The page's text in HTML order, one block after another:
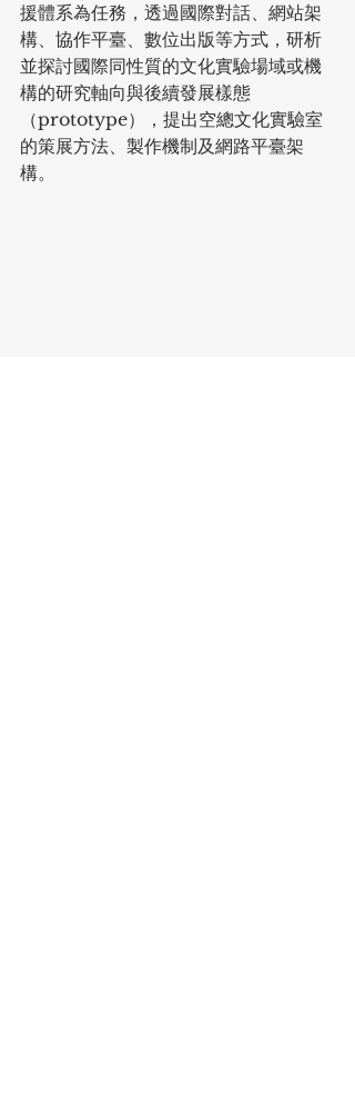
援體系為任務，透過國際對話、網站架
構、協作平臺、數位出版等方式，研析
並探討國際同性質的文化實驗場域或機
構的研究軸向與後續發展樣態
（prototype），提出空總文化實驗室
的策展方法、製作機制及網路平臺架
構。